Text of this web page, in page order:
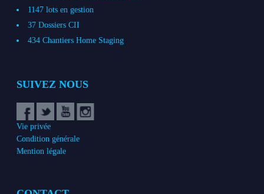
1147 lots en gestion
37 Dossiers CII
434 Chantiers Home Staging
SUIVEZ NOUS
Vie privée
Condition générale
Mention légale